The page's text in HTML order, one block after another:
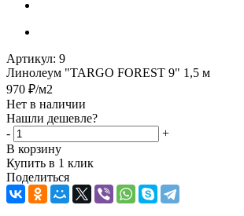
Артикул: 9
Линолеум "TARGO FOREST 9" 1,5 м
970 ₽/м2
Нет в наличии
Нашли дешевле?
-
+
В корзину
Купить в 1 клик
Поделиться